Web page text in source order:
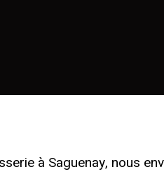
à Saguenay, nous